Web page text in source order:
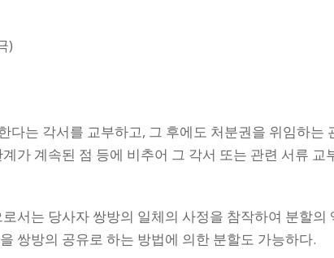
)
는 각서를 교부하고, 그 후에도 처분권을 위임하는
가 계속된 점 등에 비추어 그 각서 또는 관련 서류 교
는 당사자 쌍방의 일체의 사정을 참작하여 분할의
쌍방의 공유로 하는 방법에 의한 분할도 가능하다.